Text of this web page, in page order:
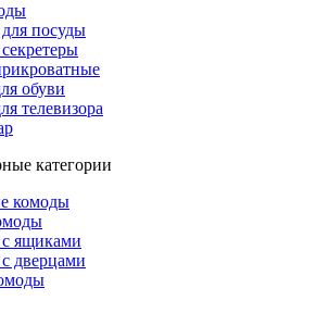
посуды
обуви
телевизора
категории
комоды
ящиками
дверцами